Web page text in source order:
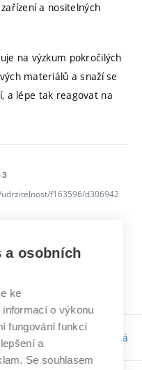
a nositelných
na výzkum pokročilých
materiálů a snaží se
a lépe tak reagovat na
f163596/d306942
Bc. Tereza Kučerová
a osobních
ke
o výkonu
fungování funkcí
a
Se souhlasem